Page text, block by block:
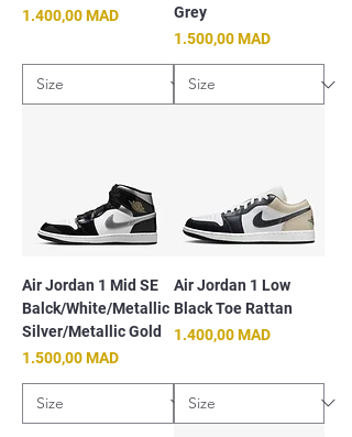
Prix
1.400,00 MAD
Grey
Prix
1.500,00 MAD
Air Jordan 1 Mid SE
Balck/White/Metallic
Silver/Metallic Gold
Prix
1.500,00 MAD
Air Jordan 1 Low
Black Toe Rattan
Prix
1.400,00 MAD